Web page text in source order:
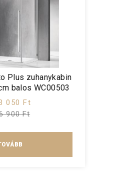
Plus zuhanykabin
balos WC00503
050 Ft
900 Ft